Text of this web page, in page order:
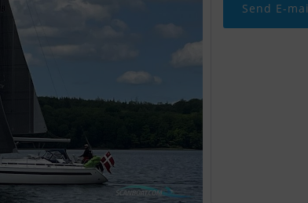
Send E-